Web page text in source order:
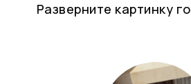
Разверните картинку